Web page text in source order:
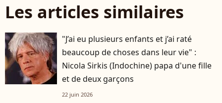
Les articles similaires
"J’ai eu plusieurs enfants et j’ai raté
beaucoup de choses dans leur vie" :
Nicola Sirkis (Indochine) papa d'une fille
et de deux garçons
22 juin 2026